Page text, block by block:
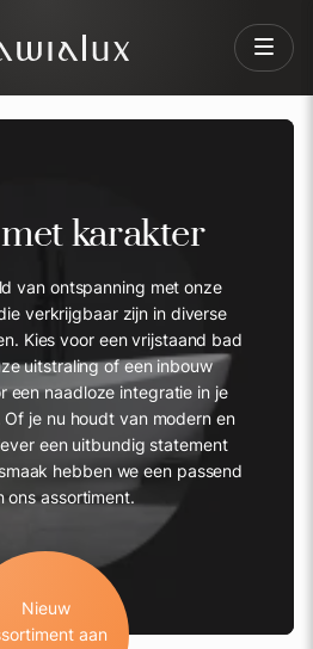
karakter
van ontspanning met onze
verkrijgbaar zijn in diverse
Kies voor een vrijstaand bad
uitstraling of een inbouw
een naadloze integratie in je
je nu houdt van modern en
een uitbundig statement
hebben we een passend
ons assortiment.
Nieuw
aan